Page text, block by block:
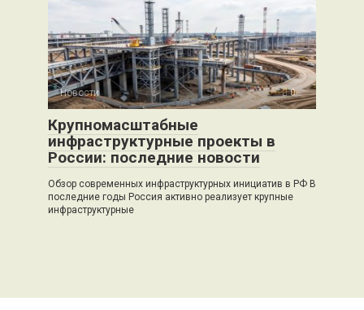
Новости 0
Крупномасштабные
инфраструктурные проекты в
России: последние новости
Обзор современных инфраструктурных инициатив в РФ В
последние годы Россия активно реализует крупные
инфраструктурные